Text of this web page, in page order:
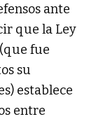
ante
que la Ley
fue
su
establece
entre